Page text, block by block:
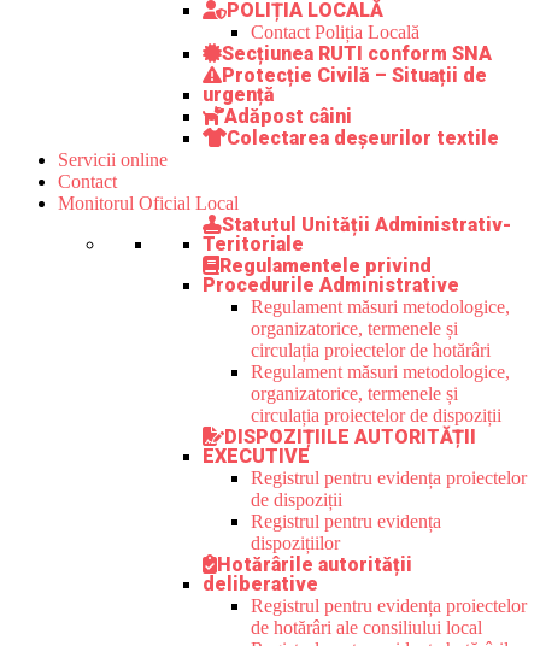
POLIȚIA LOCALĂ
Contact Poliția Locală
Secțiunea RUTI conform SNA
Protecție Civilă – Situații de
urgență
Adăpost câini
Colectarea deșeurilor textile
Servicii online
Contact
Monitorul Oficial Local
Statutul Unității Administrativ-
Teritoriale
Regulamentele privind
Procedurile Administrative
Regulament măsuri metodologice,
organizatorice, termenele și
circulația proiectelor de hotărâri
Regulament măsuri metodologice,
organizatorice, termenele și
circulația proiectelor de dispoziții
DISPOZIȚIILE AUTORITĂȚII
EXECUTIVE
Registrul pentru evidența proiectelor
de dispoziții
Registrul pentru evidența
dispozițiilor
Hotărârile autorității
deliberative
Registrul pentru evidența proiectelor
de hotărâri ale consiliului local